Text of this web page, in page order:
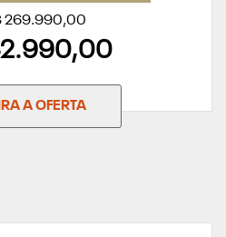
269.990,00
A OFERTA